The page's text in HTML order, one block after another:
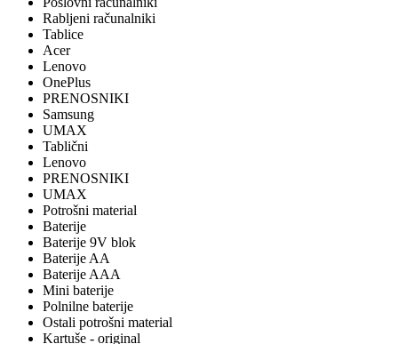
Rabljeni računalniki
Tablice
Acer
Lenovo
OnePlus
PRENOSNIKI
Samsung
UMAX
Tablični
Lenovo
PRENOSNIKI
UMAX
Potrošni material
Baterije
Baterije 9V blok
Baterije AA
Baterije AAA
Mini baterije
Polnilne baterije
Ostali potrošni material
Kartuše - original